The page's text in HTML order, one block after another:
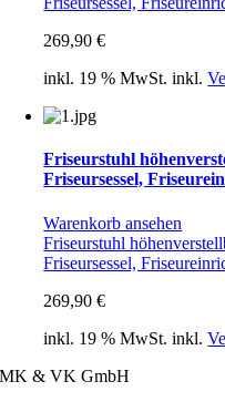
269,90€
inkl. 19 % MwSt. inkl.
Friseurstuhl
Friseursessel,
Warenkorb ansehen
Friseurstuhl
Friseursessel,
269,90€
inkl. 19 % MwSt. inkl.
MK & VK GmbH